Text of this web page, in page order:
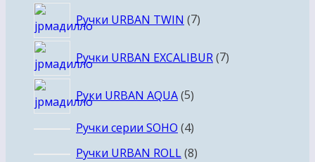
Ручки URBAN TWIN 77
Ручки URBAN EXCALIBUR 77
Руки URBAN AQUA 55
Ручки серии SOHO 44
товара
Ручки URBAN ROLL 88